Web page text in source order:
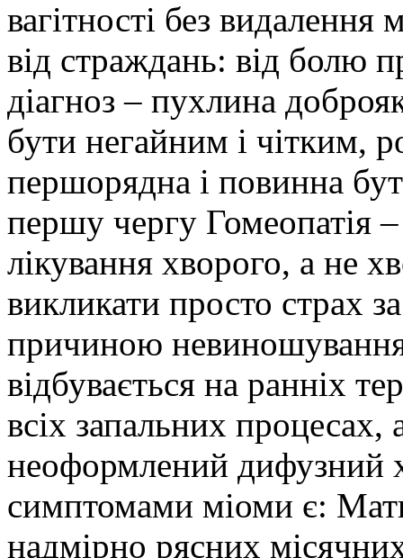
вагітності без
від страждань: від болю
діагноз – пухлина
бути негайним і чітким,
першорядна і повинна
першу чергу Гомеопатія
лікування хворого, а не
викликати просто страх
причиною невиношування
відбувається на ранніх
всіх запальних процесах,
неоформлений дифузний
симптомами міоми є:
надмірно рясних